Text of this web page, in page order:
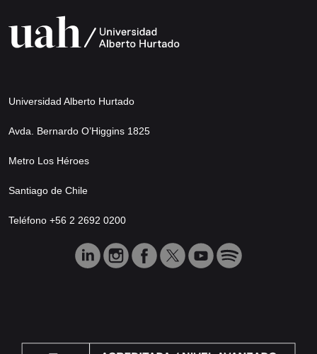
Universidad Alberto Hurtado
Avda. Bernardo O’Higgins 1825
Metro Los Héroes
Santiago de Chile
Teléfono +56 2 2692 0200